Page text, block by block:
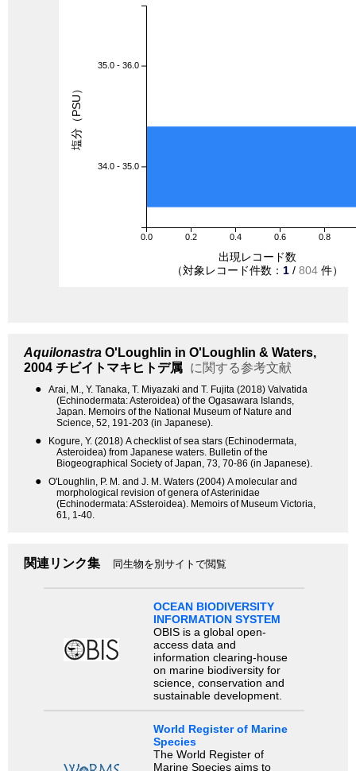
0.0 0.2 0.4 0.6 0.8
35.0 - 36.0
34.0 - 35.0
出現レコード数
（対象レコード件数： 1 / 804 件）
塩分（PSU）
Aquilonastra O'Loughlin in O'Loughlin & Waters,
2004 チビイトマキヒトデ属 に関する参考文献
●
Arai, M., Y. Tanaka, T. Miyazaki and T. Fujita (2018) Valvatida
(Echinodermata: Asteroidea) of the Ogasawara Islands,
Japan. Memoirs of the National Museum of Nature and
Science, 52, 191-203 (in Japanese).
●
Kogure, Y. (2018) A checklist of sea stars (Echinodermata,
Asteroidea) from Japanese waters. Bulletin of the
Biogeographical Society of Japan, 73, 70-86 (in Japanese).
●
O'Loughlin, P. M. and J. M. Waters (2004) A molecular and
morphological revision of genera of Asterinidae
(Echinodermata: ASsteroidea). Memoirs of Museum Victoria,
61, 1-40.
関連リンク集 同生物を別サイトで閲覧
OCEAN BIODIVERSITY
INFORMATION SYSTEM
OBIS is a global open-
access data and
information clearing-house
on marine biodiversity for
science, conservation and
sustainable development.
World Register of Marine
Species
The World Register of
Marine Species aims to